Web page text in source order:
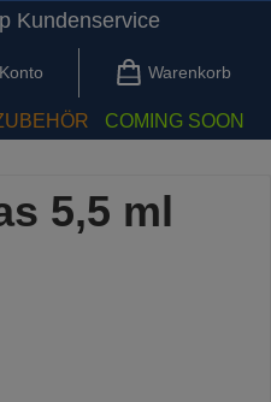
Kundenservice
auf dem MerkzettelWarenkorb
COMING SOON
5,5 ml